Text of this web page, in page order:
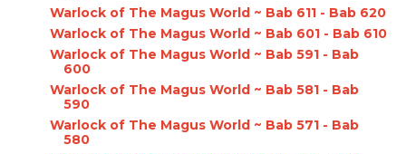
Warlock of The Magus World ~ Bab 611 - Bab 620
Warlock of The Magus World ~ Bab 601 - Bab 610
Warlock of The Magus World ~ Bab 591 - Bab
600
Warlock of The Magus World ~ Bab 581 - Bab
590
Warlock of The Magus World ~ Bab 571 - Bab
580